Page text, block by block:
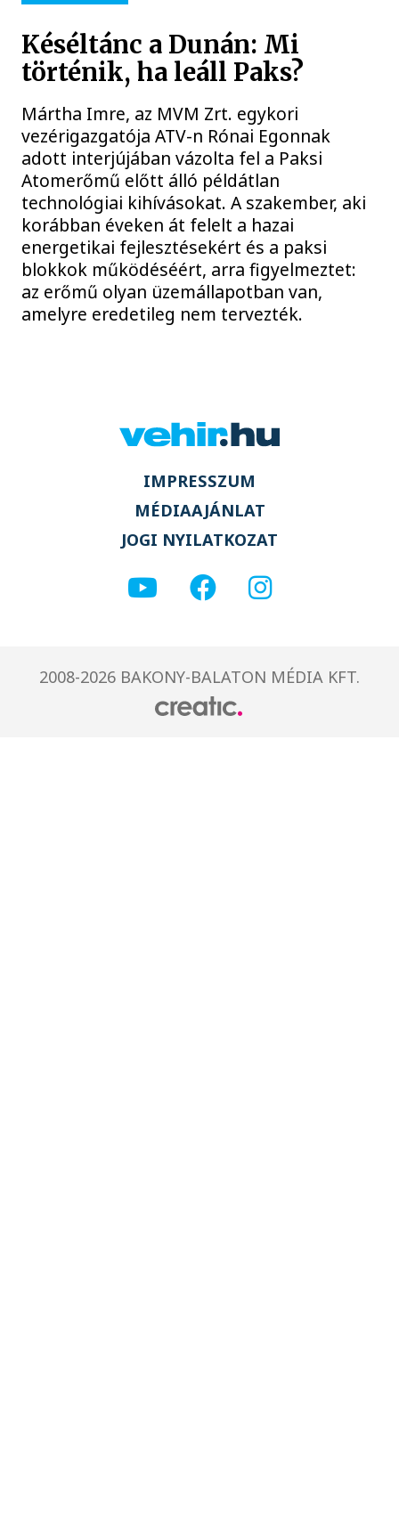
Késéltánc a Dunán: Mi
történik, ha leáll Paks?
Mártha Imre, az MVM Zrt. egykori
vezérigazgatója ATV-n Rónai Egonnak
adott interjújában vázolta fel a Paksi
Atomerőmű előtt álló példátlan
technológiai kihívásokat. A szakember, aki
korábban éveken át felelt a hazai
energetikai fejlesztésekért és a paksi
blokkok működéséért, arra figyelmeztet:
az erőmű olyan üzemállapotban van,
amelyre eredetileg nem tervezték.
IMPRESSZUM
MÉDIAAJÁNLAT
JOGI NYILATKOZAT
2008-2026 BAKONY-BALATON MÉDIA KFT.